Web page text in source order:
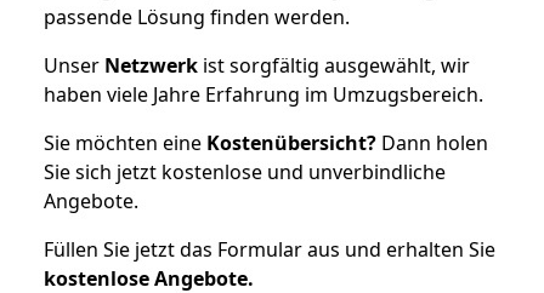
passende Lösung finden werden.
Unser Netzwerk ist sorgfältig ausgewählt, wir
haben viele Jahre Erfahrung im Umzugsbereich.
Sie möchten eine Kostenübersicht? Dann holen
Sie sich jetzt kostenlose und unverbindliche
Angebote.
Füllen Sie jetzt das Formular aus und erhalten Sie
kostenloseAngebote.